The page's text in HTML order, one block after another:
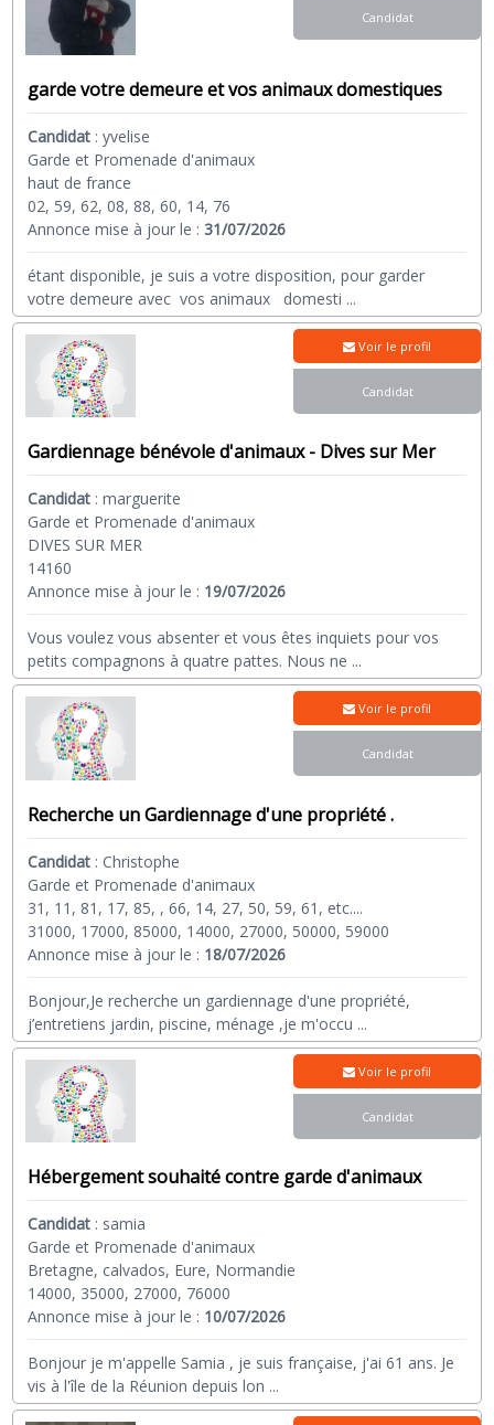
garde votre demeure et vos animaux domestiques
Candidat :yvelise
Garde et Promenade d'animaux
haut de france
02, 59, 62, 08, 88, 60, 14, 76
Annonce mise à jour le :31/07/2026
étant disponible, je suis a votre disposition, pour garder
votre demeure avec vos animaux domesti ...
Candidat
Gardiennage bénévole d'animaux - Dives sur Mer
Candidat :marguerite
Garde et Promenade d'animaux
DIVES SUR MER
14160
Annonce mise à jour le : 19/07/2026
Vous voulez vous absenter et vous êtes inquiets pour vos
petits compagnons à quatre pattes. Nous ne ...
Voir le profil
Candidat
Recherche un Gardiennage d'une propriété .
Candidat : Christophe
Garde et Promenade d'animaux
31, 11, 81, 17, 85, , 66, 14, 27, 50, 59, 61, etc....
31000, 17000, 85000, 14000, 27000, 50000, 59000
Annonce mise à jour le : 18/07/2026
Bonjour,Je recherche un gardiennage d'une propriété,
j’entretiens jardin, piscine, ménage ,je m'occu ...
Voir le profil
Candidat
Hébergement souhaité contre garde d'animaux
Candidat : samia
Garde et Promenade d'animaux
Bretagne, calvados, Eure, Normandie
14000, 35000, 27000, 76000
Annonce mise à jour le : 10/07/2026
Bonjour je m'appelle Samia , je suis française, j'ai 61 ans. Je
vis à l'île de la Réunion depuis lon ...
Voir le profil
Candidat